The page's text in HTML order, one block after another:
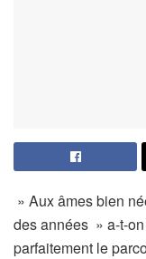
» Aux âmes bien
des années » a-t-
parfaitement le